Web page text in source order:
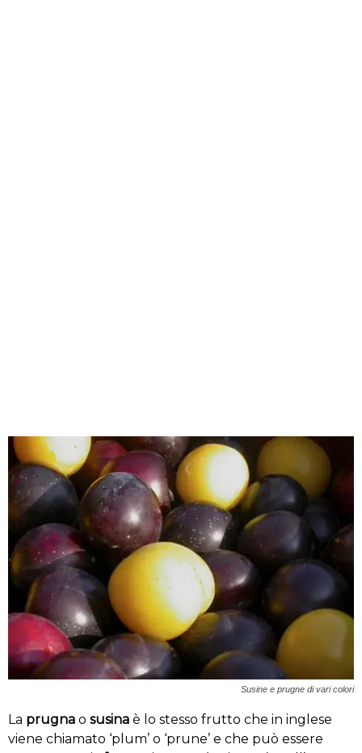
Susine e prugne di vari colori
La prugna o susina è lo stesso frutto che in inglese
viene chiamato ‘plum’ o ‘prune’ e che può essere